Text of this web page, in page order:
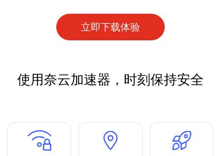
立即下载体验
使用奈云加速器，时刻保持安全